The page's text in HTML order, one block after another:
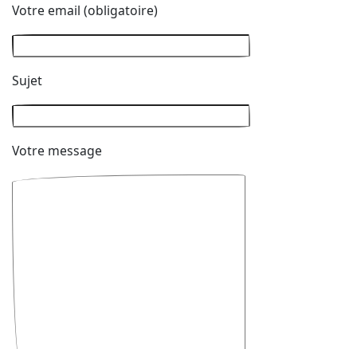
Votre email (obligatoire)
Sujet
Votre message